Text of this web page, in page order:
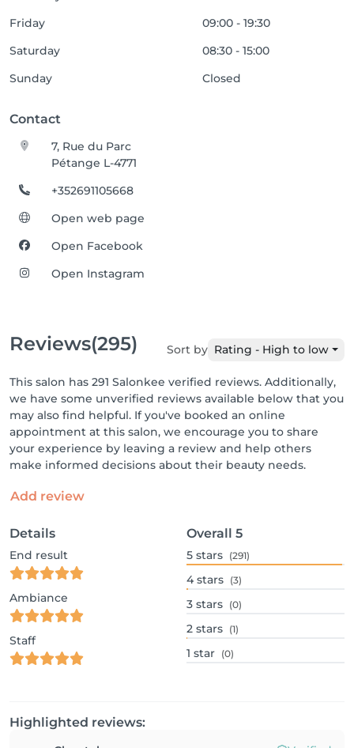
Friday
09:00 - 19:30
Saturday
08:30 - 15:00
Sunday
Closed
Contact
7, Rue du Parc
Pétange L-4771
+352691105668
Open web page
Open Facebook
Open Instagram
Reviews(295) Sort by Rating - High to low
This salon has 291 Salonkee verified reviews. Additionally,
we have some unverified reviews available below that you
may also find helpful. If you've booked an online
appointment at this salon, we encourage you to share
your experience by leaving a review and help others
make informed decisions about their beauty needs.
Add review
Details
End result
Ambiance
Staff
Overall 5
5 stars (291)
4 stars (3)
3 stars (0)
2 stars (1)
1 star (0)
Highlighted reviews: